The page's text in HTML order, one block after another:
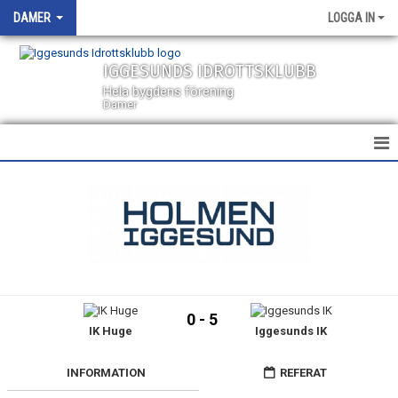
DAMER LOGGA IN
IGGESUNDS IDROTTSKLUBB
Hela bygdens förening
Damer
DOKUMENT
IK Huge
0 - 5
Iggesunds IK
INFORMATION REFERAT